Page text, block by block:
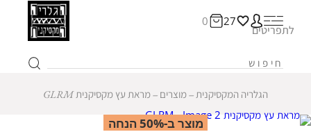
27
0
לתפריטים
הגלריה המקסיקנית ‒מוצרים ‒מראת עץ מקסיקנית GLRM
מוצר ב-50% הנחה